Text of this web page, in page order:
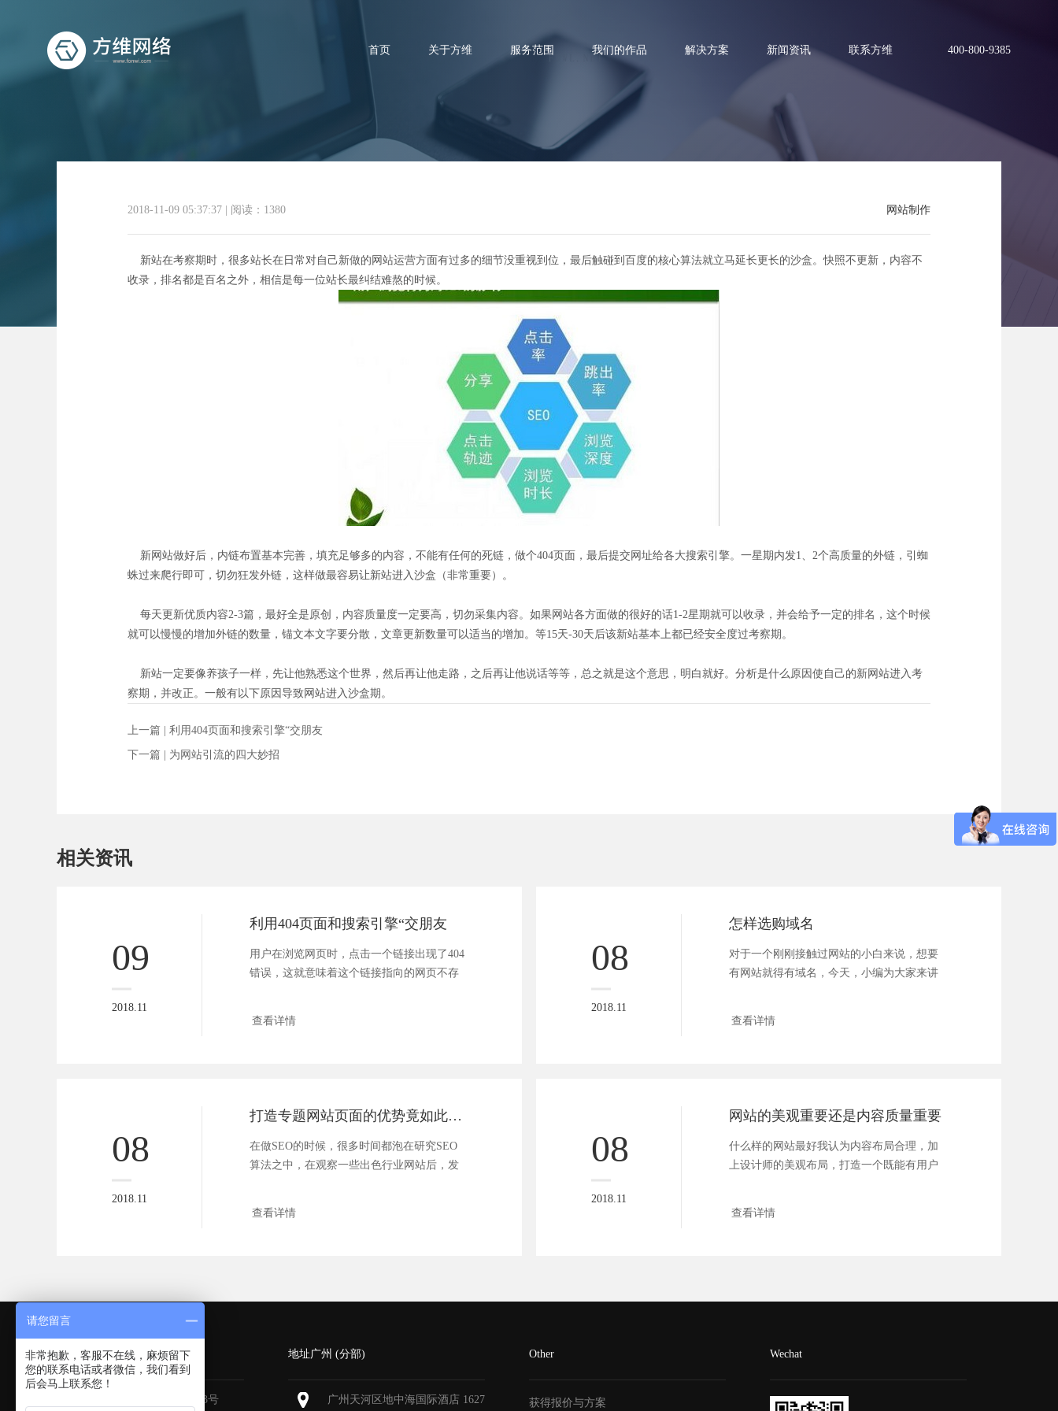
首页 关于方维 服务范围 我们的作品 解决方案 新闻资讯 联系方维 400-800-9385
网站制作
2018-11-09 05:37:37 阅读：1380
新站在考察期时，很多站长在日常对自己新做的网站运营方面有过多的细节没重视到位，最后触碰到百度的核心算法就立马延长更长的沙盒。快照不更新，内容不
收录，排名都是百名之外，相信是每一位站长最纠结难熬的时候。
新网站做好后，内链布置基本完善，填充足够多的内容，不能有任何的死链，做个404页面，最后提交网址给各大搜索引擎。一星期内发1、2个高质量的外链，引蜘
蛛过来爬行即可，切勿狂发外链，这样做最容易让新站进入沙盒（非常重要）。
每天更新优质内容2-3篇，最好全是原创，内容质量度一定要高，切勿采集内容。如果网站各方面做的很好的话1-2星期就可以收录，并会给予一定的排名，这个时候
就可以慢慢的增加外链的数量，锚文本文字要分散，文章更新数量可以适当的增加。等15天-30天后该新站基本上都已经安全度过考察期。
新站一定要像养孩子一样，先让他熟悉这个世界，然后再让他走路，之后再让他说话等等，总之就是这个意思，明白就好。分析是什么原因使自己的新网站进入考
察期，并改正。一般有以下原因导致网站进入沙盒期。
上一篇 | 利用404页面和搜索引擎“交朋友
下一篇 | 为网站引流的四大妙招
相关资讯
09
2018.11
利用404页面和搜索引擎“交朋友
用户在浏览网页时，点击一个链接出现了404
错误，这就意味着这个链接指向的网页不存
查看详情
08
2018.11
怎样选购域名
对于一个刚刚接触过网站的小白来说，想要
有网站就得有域名，今天，小编为大家来讲
查看详情
08
2018.11
打造专题网站页面的优势竟如此之多
在做SEO的时候，很多时间都泡在研究SEO
算法之中，在观察一些出色行业网站后，发
查看详情
08
2018.11
网站的美观重要还是内容质量重要
什么样的网站最好我认为内容布局合理，加
上设计师的美观布局，打造一个既能有用户
查看详情
深圳 (总部)
深圳福田区深南大道6013号
地址广州 (分部)
广州天河区地中海国际酒店 1627
Other
获得报价与方案
Wechat
请您留言
非常抱歉，客服不在线，麻烦留下
您的联系电话或者微信，我们看到
后会马上联系您！